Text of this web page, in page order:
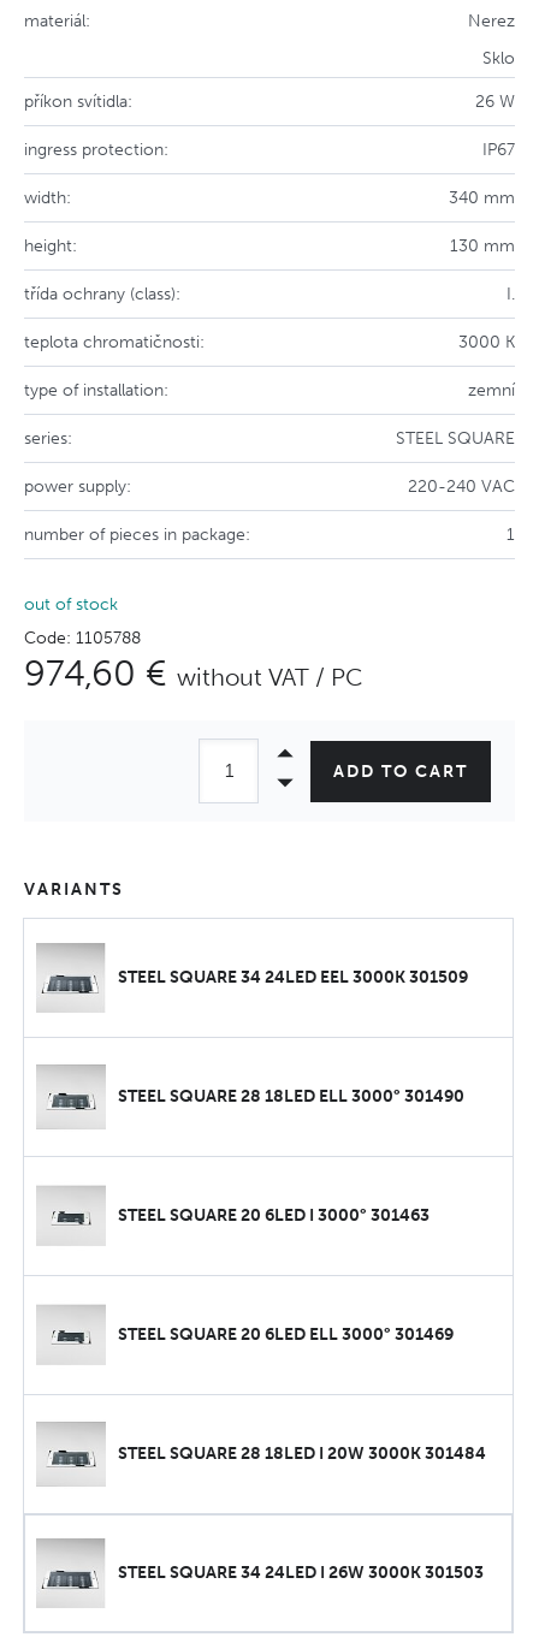
materiál:
Nerez
Sklo
příkon svítidla: 26 W
ingress protection: IP67
width: 340 mm
height: 130 mm
třída ochrany (class): I.
teplota chromatičnosti: 3000 K
type of installation: zemní
series: STEEL SQUARE
power supply: 220-240 VAC
number of pieces in package: 1
out of stock
Code: 1105788
974,60 € without VAT / PC
ADD TO CART
VARIANTS
STEEL SQUARE 34 24LED EEL 3000K 301509
STEEL SQUARE 28 18LED ELL 3000° 301490
STEEL SQUARE 20 6LED I 3000° 301463
STEEL SQUARE 20 6LED ELL 3000° 301469
STEEL SQUARE 28 18LED I 20W 3000K 301484
STEEL SQUARE 34 24LED I 26W 3000K 301503